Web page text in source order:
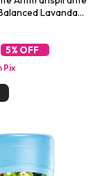
Lavanda
5% OFF
Pix